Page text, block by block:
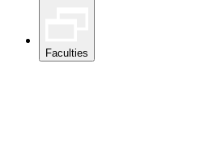
Faculties